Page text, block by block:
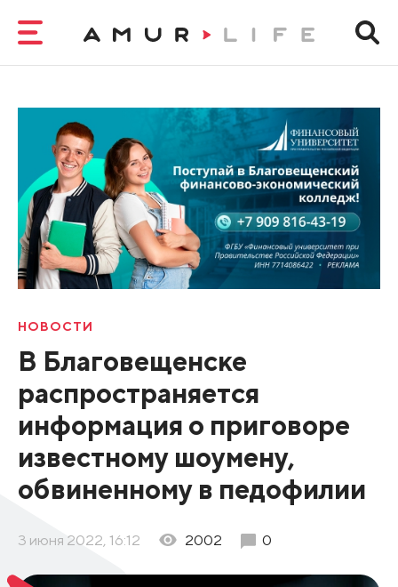
НОВОСТИ
В Благовещенске
распространяется
информация о приговоре
известному шоумену,
обвиненному в педофилии
3 июня 2022, 16:12 2002 0